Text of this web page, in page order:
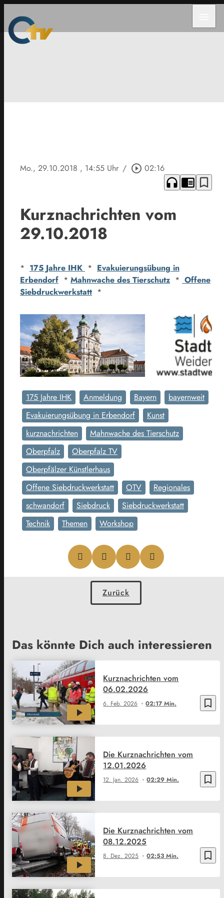
Mo., 29.10.2018 , 14:55 Uhr / play_circle_outline 02:16
headphones chrome_reader_mode bookmark_border
Kurznachrichten vom
29.10.2018
* 175 Jahre IHK * Evakuierungsübung in
Erbendorf * Mahnwache des Tierschutz * Offene
Siebdruckwerkstatt *
175 Jahre IHK Anmeldung Bayern
bayernweit
Evakuierungsübung in Erbendorf
Kunst
kurznachrichten
Mahnwache des Tierschutz
Oberpfalz
Oberpfalz TV
Oberpfälzer Künstlerhaus
Offene Siebdruckwerkstatt
OTV
Regionales
schwandorf
Siebdruck
Siebdruckwerkstatt
Technik
Themen Workshop
Zurück
Das könnte Dich auch interessieren
bookmark_border
6. Feb. 2026 02:17 Min.
Kurznachrichten vom
06.02.2026
bookmark_border
12. Jan. 2026 02:29 Min.
Die Kurznachrichten vom
12.01.2026
bookmark_border
8. Dez. 2025 02:53 Min.
Die Kurznachrichten vom
08.12.2025